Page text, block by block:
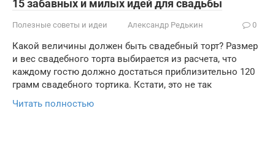
15 забавных и милых идей для свадьбы
Полезные советы и идеи Александр Редькин 0
Какой величины должен быть свадебный торт? Размер
и вес свадебного торта выбирается из расчета, что
каждому гостю должно достаться приблизительно 120
грамм свадебного тортика. Кстати, это не так
Читать полностью